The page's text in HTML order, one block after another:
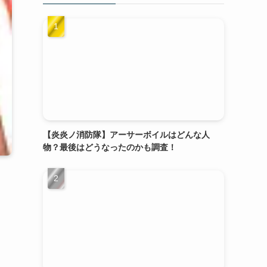
【炎炎ノ消防隊】アーサーボイルはどんな人
物？最後はどうなったのかも調査！